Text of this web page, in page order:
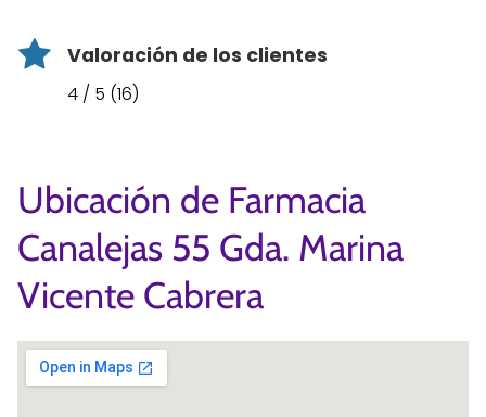
Valoración de los clientes
4 / 5 (16)
Ubicación de Farmacia
Canalejas 55 Gda. Marina
Vicente Cabrera